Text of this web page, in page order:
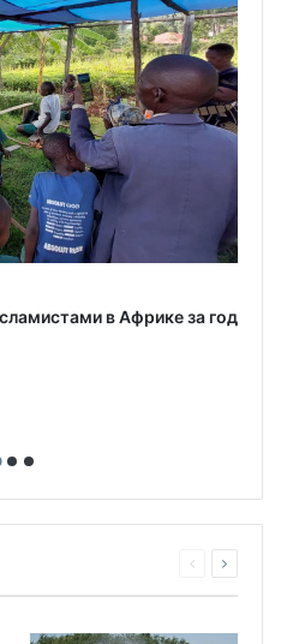
в Африке за год